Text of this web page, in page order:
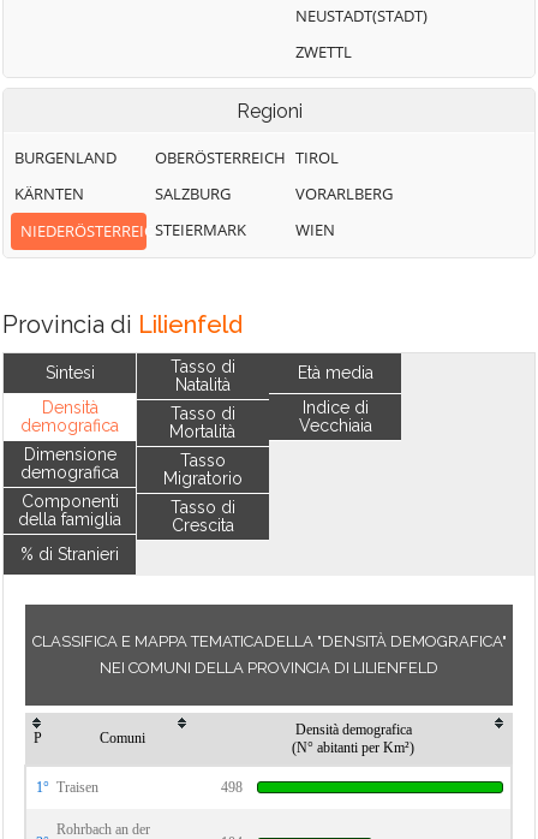
NEUSTADT(STADT)
ZWETTL
Regioni
BURGENLAND
KÄRNTEN
NIEDERÖSTERREICH
OBERÖSTERREICH
SALZBURG
STEIERMARK
TIROL
VORARLBERG
WIEN
Provincia di Lilienfeld
Sintesi
Densità
demografica
Dimensione
demografica
Componenti
della famiglia
% di Stranieri
Tasso di
Natalità
Tasso di
Mortalità
Tasso
Migratorio
Tasso di
Crescita
Età media
Indice di
Vecchiaia
CLASSIFICA E MAPPA TEMATICADELLA "DENSITÀ DEMOGRAFICA"
NEI COMUNI DELLA PROVINCIA DI LILIENFELD
P Comuni
Densità demografica
(N° abitanti per Km²)
1° Traisen 498
Rohrbach an der